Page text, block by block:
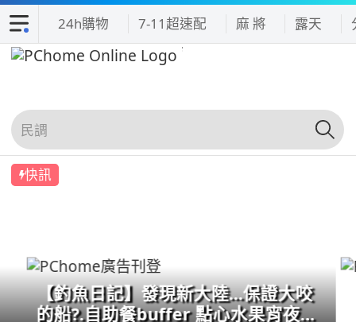
24h購物 7-11超速配 麻 將 露天
快訊
【釣魚日記】發現新大陸...保證大咬
的船?.自助餐buffer 點心水果宵夜吃